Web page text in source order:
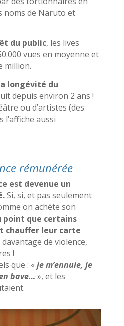
noms de Naruto et
du public, les lives
vues en moyenne et
million.
longévité du
depuis environ 2 ans !
ou d’artistes (des
aussi
rémunérée
est devenue un
Si, si, et pas seulement
on achète son
point que certains
chauffer leur carte
de violence,
!
que : «je m’ennuie, je
bave… », et les